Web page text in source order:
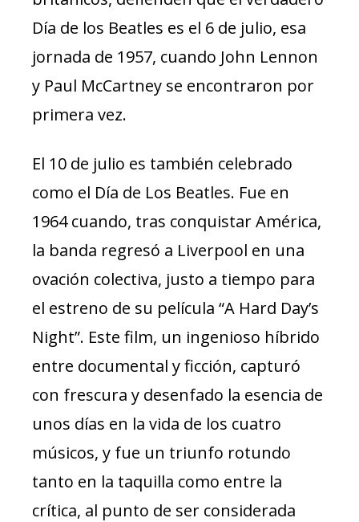
Día de los Beatles es el 6 de julio, esa
jornada de 1957, cuando John Lennon
y Paul McCartney se encontraron por
primera vez.
El 10 de julio es también celebrado
como el Día de Los Beatles. Fue en
1964 cuando, tras conquistar América,
la banda regresó a Liverpool en una
ovación colectiva, justo a tiempo para
el estreno de su película “A Hard Day’s
Night”. Este film, un ingenioso híbrido
entre documental y ficción, capturó
con frescura y desenfado la esencia de
unos días en la vida de los cuatro
músicos, y fue un triunfo rotundo
tanto en la taquilla como entre la
crítica, al punto de ser considerada